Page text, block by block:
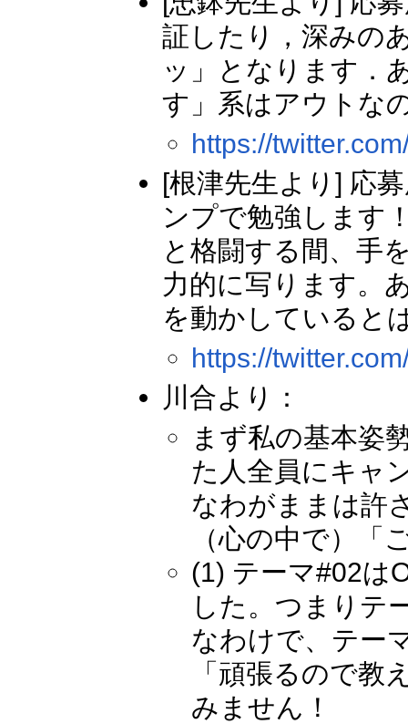
証したり，深みの
ッ」となります．
す」系はアウトな
https://
[根津先生より] 応
ンプで勉強します
と格闘する間、手
力的に写ります。
を動かしていると
https://
川合より：
まず私の基本姿
た人全員にキャ
なわがままは許
（心の中で）「
(1) テーマ#02は
した。つまりテ
なわけで、テー
「頑張るので
みません！